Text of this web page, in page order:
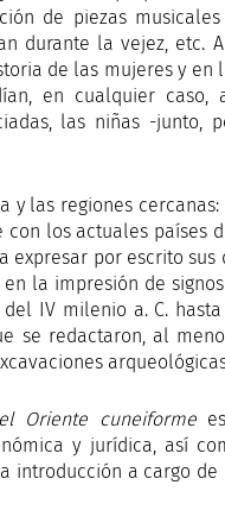
de piezas
durante la vejez, etc.
de las mujeres y en
en cualquier
las niñas -junto,
las regiones
los actuales países
expresar por escrito
la impresión de
IV milenio a. C.
redactaron, al
Oriente cuneiforme
y jurídica, así
introducción a cargo